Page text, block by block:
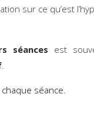
sur ce qu’est
séances est
.
séance.